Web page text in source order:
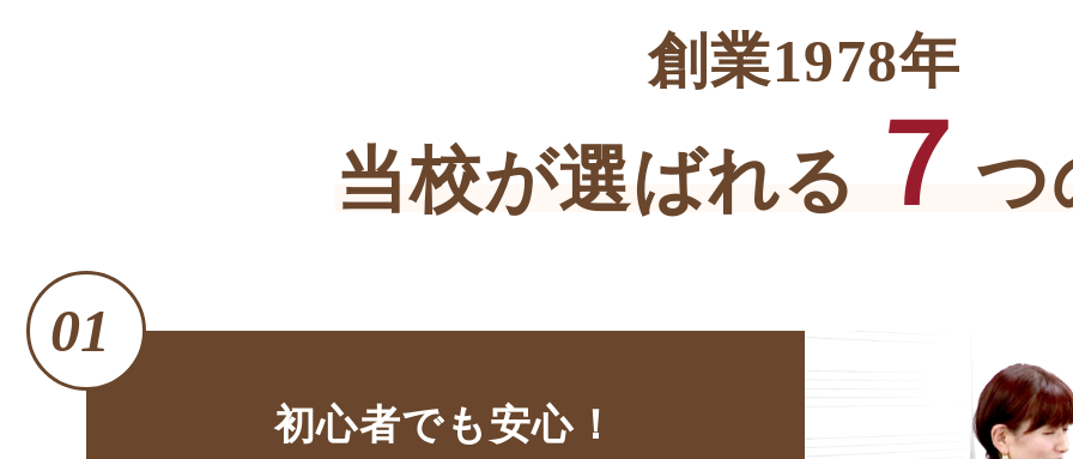
創業1978年
当校が選ばれる ７ つ
初心者でも安心！